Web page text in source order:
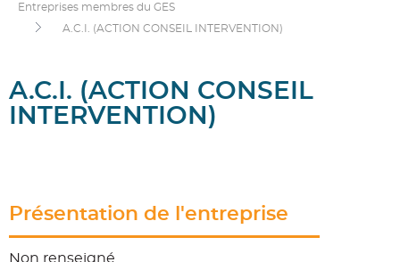
Entreprises membres du GES
A.C.I. (ACTION CONSEIL INTERVENTION)
A.C.I. (ACTION CONSEIL
INTERVENTION)
Présentation de l'entreprise
Non renseigné